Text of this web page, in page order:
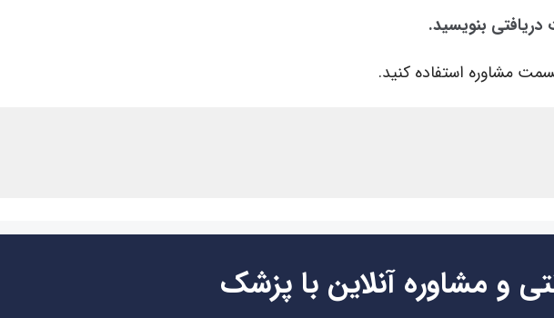
دریافتی بنویسید.
مشاوره استفاده کنید.
و مشاوره آنلاین با پزشک